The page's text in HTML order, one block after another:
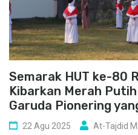
Semarak HUT ke-80
Kibarkan Merah
Garuda Pionering
22 Agu 2025 At-Tajdid